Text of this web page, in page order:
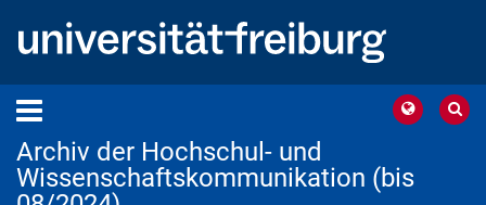
Archiv der Hochschul- und
Wissenschaftskommunikation (bis